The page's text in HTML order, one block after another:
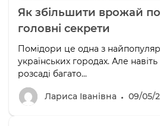
Як збільшити врожай
головні секрети
Помідори це одна з
українських городах. Але
розсаді багато...
Лариса Іванівна 09/05/